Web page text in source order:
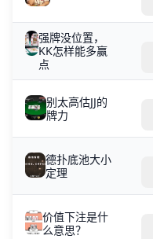
强牌没位置，
KK怎样能多赢
点
别太高估JJ的
牌力
德扑底池大小
定理
价值下注是什
么意思？